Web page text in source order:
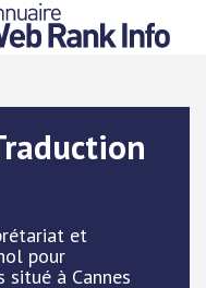
et
pour
à Cannes